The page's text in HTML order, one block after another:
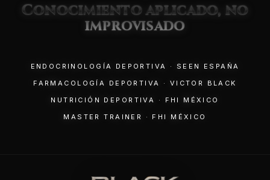
Conocimiento aplicado, no
improvisado
ENDOCRINOLOGÍA DEPORTIVA · SEEN ESPAÑA
FARMACOLOGÍA DEPORTIVA · VICTOR BLACK
NUTRICIÓN DEPORTIVA · FHI MÉXICO
MASTER TRAINER · FHI MÉXICO